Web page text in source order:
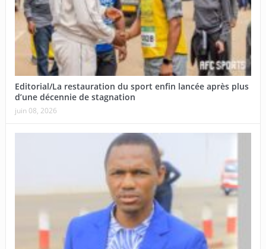
Editorial/La restauration du sport enfin lancée après plus
d’une décennie de stagnation
juin 08, 2026